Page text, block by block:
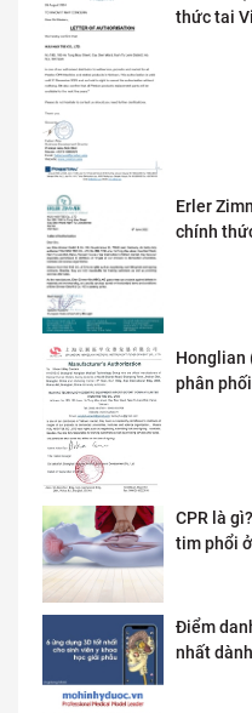
thức tai
Erler
chính
Honglian
phân
CPR là
tim phổi
Điểm
nhất